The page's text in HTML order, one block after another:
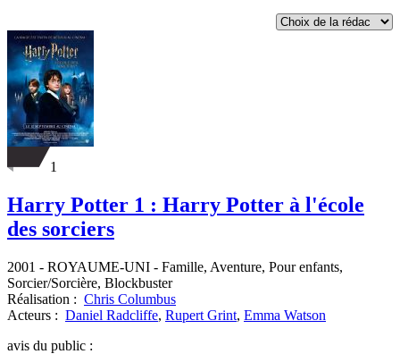
1
Harry Potter 1 : Harry Potter à l'école
des sorciers
2001 - ROYAUME-UNI - Famille, Aventure, Pour enfants,
Sorcier/Sorcière, Blockbuster
Réalisation : Chris Columbus
Acteurs : Daniel Radcliffe, Rupert Grint, Emma Watson
avis du public :